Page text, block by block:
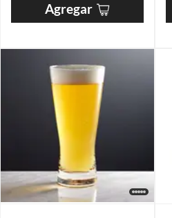
Agregar